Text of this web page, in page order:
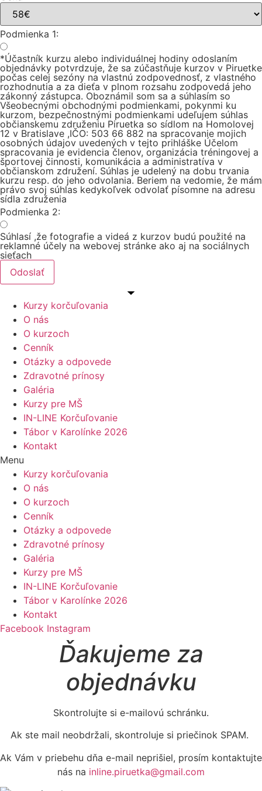
Podmienka 1:
*Účastník kurzu alebo individuálnej hodiny odoslaním
objednávky potvrdzuje, že sa zúčastňuje kurzov v Piruetke
počas celej sezóny na vlastnú zodpovednosť, z vlastného
rozhodnutia a za dieťa v plnom rozsahu zodpovedá jeho
zákonný zástupca. Oboznámil som sa a súhlasím so
Všeobecnými obchodnými podmienkami, pokynmi ku
kurzom, bezpečnostnými podmienkami udeľujem súhlas
občianskemu združeniu Piruetka so sídlom na Homolovej
12 v Bratislave ,IČO: 503 66 882 na spracovanie mojich
osobných údajov uvedených v tejto prihláške Účelom
spracovania je evidencia členov, organizácia tréningovej a
športovej činnosti, komunikácia a administratíva v
občianskom združení. Súhlas je udelený na dobu trvania
kurzu resp. do jeho odvolania. Beriem na vedomie, že mám
právo svoj súhlas kedykoľvek odvolať písomne na adresu
sídla združenia
Podmienka 2:
Súhlasí ,že fotografie a videá z kurzov budú použité na
reklamné účely na webovej stránke ako aj na sociálnych
sieťach
Odoslať
Kurzy korčuľovania
O nás
O kurzoch
Cenník
Otázky a odpovede
Zdravotné prínosy
Galéria
Kurzy pre MŠ
IN-LINE Korčuľovanie
Tábor v Karolínke 2026
Kontakt
Menu
Kurzy korčuľovania
O nás
O kurzoch
Cenník
Otázky a odpovede
Zdravotné prínosy
Galéria
Kurzy pre MŠ
IN-LINE Korčuľovanie
Tábor v Karolínke 2026
Kontakt
Facebook Instagram
Ďakujeme za
objednávku
Skontrolujte si e-mailovú schránku.
Ak ste mail neobdržali, skontroluje si priečinok SPAM.
Ak Vám v priebehu dňa e-mail neprišiel, prosím kontaktujte
nás na inline.piruetka@gmail.com